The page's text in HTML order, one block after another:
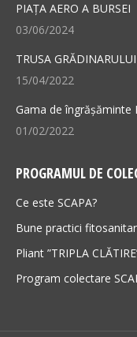
windowwindow
PIAȚA AERO A BURSEI
03/06/2024
TRUSA
15/04/2022
Gama de îngrășăminte
01/02/2022
PROGRAMUL DE
Ce este SCAPA?
Bune practici
Pliant ”TRIPLA
Program colectare